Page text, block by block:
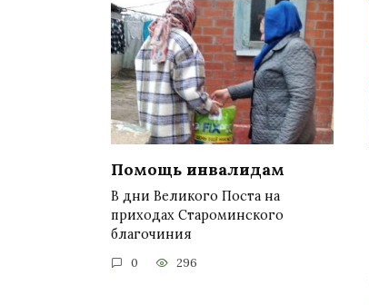
Помощь инвалидам
В дни Великого Поста на
приходах Староминского
благочиния
0 296